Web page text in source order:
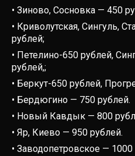
• Зиново, Сосновка — 450
• Криволутская, Сингуль,
рублей;
• Петелино-650 рублей,
рублей,;
• Беркут-650 рублей,
• Бердюгино — 750 рублей.
• Новый Кавдык — 800
• Яр, Киево — 950 рублей.
• Заводопетровское —